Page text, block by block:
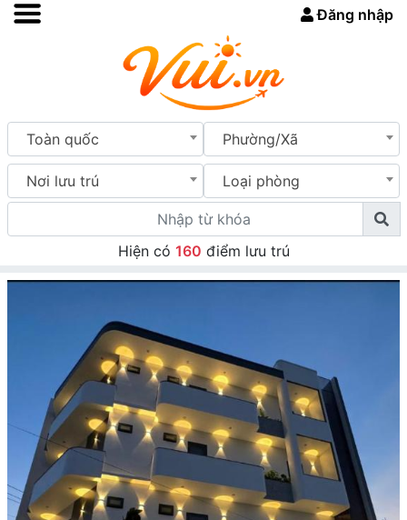
Đăng nhập
Toàn quốc Phường/Xã
Nơi lưu trú Loại phòng
Hiện có 160 điểm lưu trú